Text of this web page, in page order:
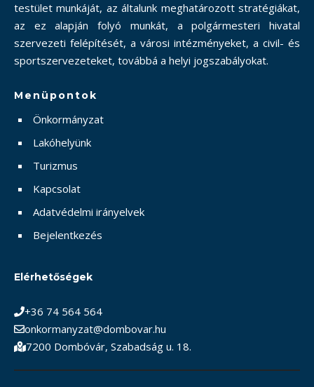
testület munkáját, az általunk meghatározott stratégiákat,
az ez alapján folyó munkát, a polgármesteri hivatal
szervezeti felépítését, a városi intézményeket, a civil- és
sportszervezeteket, továbbá a helyi jogszabályokat.
Menüpontok
Önkormányzat
Lakóhelyünk
Turizmus
Kapcsolat
Adatvédelmi irányelvek
Bejelentkezés
Elérhetőségek
+36 74 564 564
onkormanyzat@dombovar.hu
7200 Dombóvár, Szabadság u. 18.